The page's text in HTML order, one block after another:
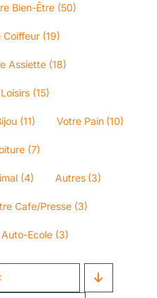
Bien-Être (50)
Coiffeur (19)
Assiette (18)
(15)
(11) Votre Pain (10)
(7)
(4) Autres (3)
Cafe/Presse (3)
Ecole (3)